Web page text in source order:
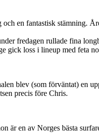
en fantastisk stämning.
fredagen rullade fina
loss i lineup med feta
blev (som förväntat) en
precis före Chris.
är en av Norges bästa